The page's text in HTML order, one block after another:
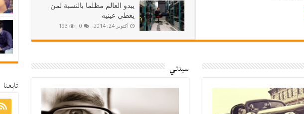
يبدو العالم مظلما بالنسبة لمن
يغطي عينيه
أكتوبر 24, 2014 0
193
سيدتي
تابعنا